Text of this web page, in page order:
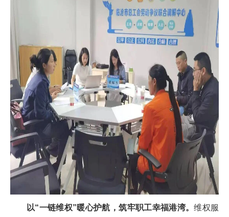
以“一链维权”暖心护航，筑牢职工幸福港湾。维权服